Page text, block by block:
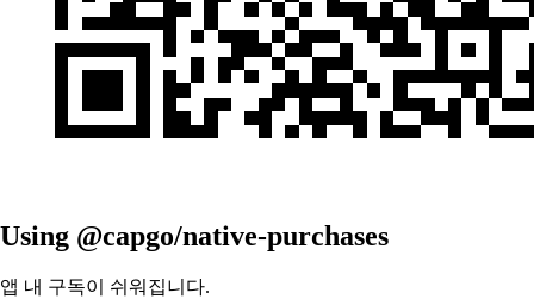
Using @capgo/native-purchases
앱 내 구독이 쉬워집니다.